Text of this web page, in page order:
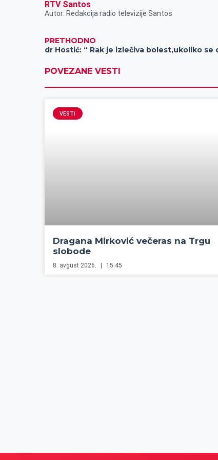
RTV Santos
Autor: Redakcija radio televizije Santos
PRETHODNO
POVEZANE VESTI
VESTI
Dragana Mirković večeras na Trgu
slobode
8. avgust 2026. 15:45